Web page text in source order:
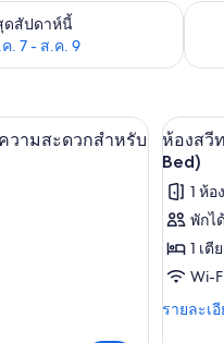
ดสัปดาห์นี้
. 7 - ส.ค. 9
ห้องพักว่างในสุดสัปดาห์นี้ ส.
ตรว
รีดผ้า, Wi-Fi ฟรี, ผ้าปูที่นอน
วามสะดวกสำหรับ
เปิด
ภาพถ่าย
ทั้งหมด
ของ
ห้อง
สวีท,
1
6
ห้องสวี
Bed)
1 ห้
พักไ
1 เตี
Wi-
รายละเ
ราย